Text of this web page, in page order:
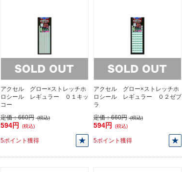
アクセル グロー×ストレッチホ
ロシール レギュラー ０１キッ
コー
定価：660円 (税込)
594円 (税込)
5ポイント獲得
アクセル グロー×ストレッチホ
ロシール レギュラー ０２ゼブ
ラ
定価：660円 (税込)
594円 (税込)
5ポイント獲得